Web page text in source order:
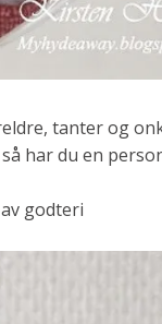
tanter og
har du en
godteri